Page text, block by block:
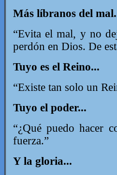
Más líbranos del
“Evita el mal, y no
perdón en Dios. De
Tuyo es el Reino...
“Existe tan solo un
Tuyo el poder...
“¿Qué puedo hacer
fuerza.”
Y la gloria...